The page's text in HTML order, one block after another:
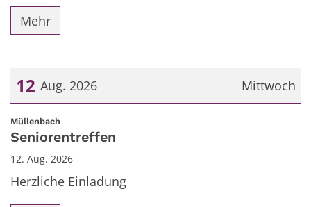
Mehr
Mittwoch
12 Aug. 2026
Datum: 12. August 2026
Müllenbach
Seniorentreffen
12. Aug. 2026
Herzliche Einladung